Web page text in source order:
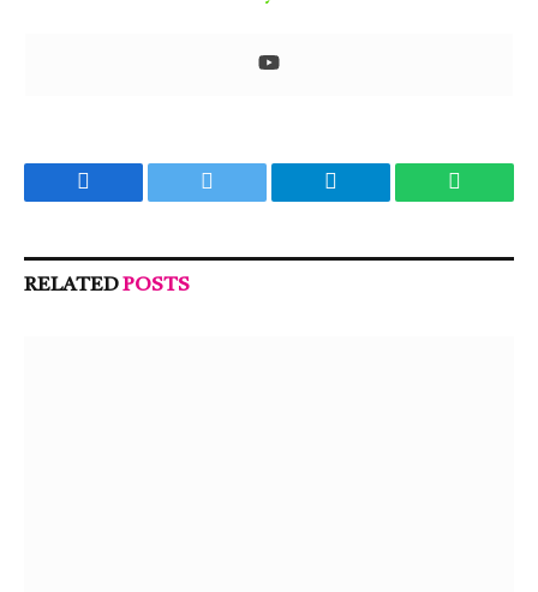
Facebook Twitter Telegram
RELATEDPOSTS